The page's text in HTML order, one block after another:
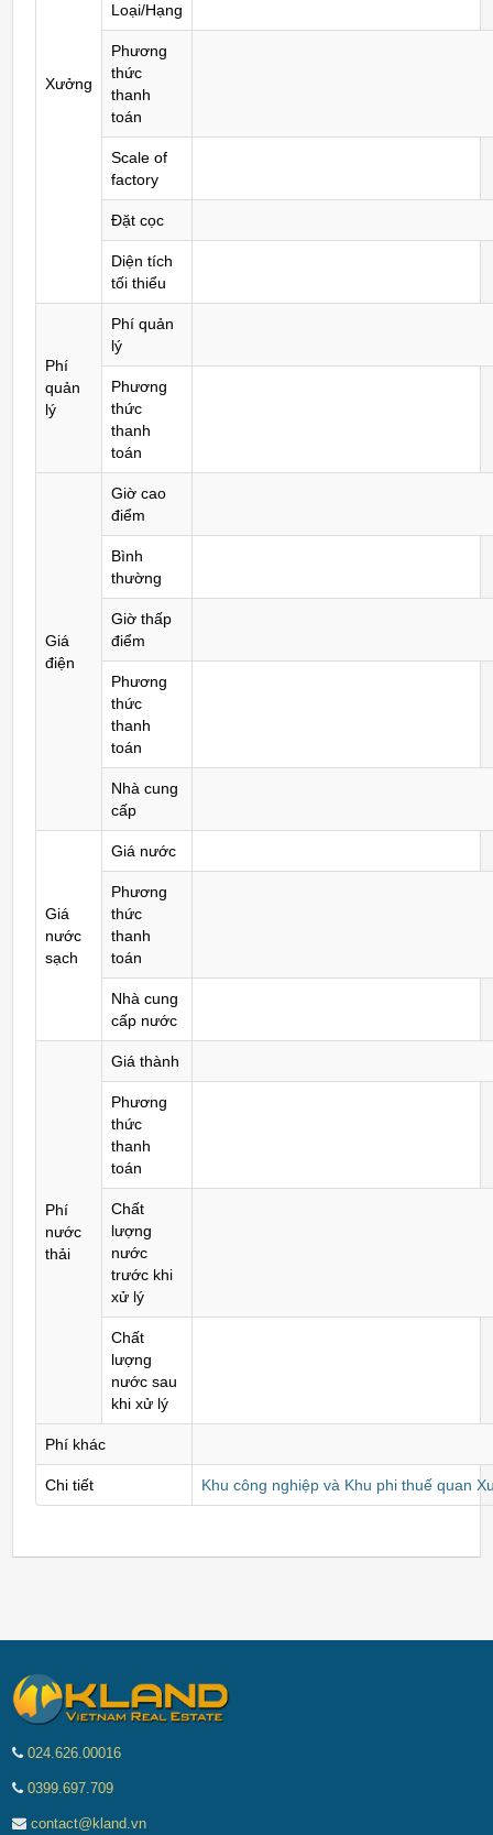
Xưởng
Loại/Hạng
Phương
thức
thanh
toán
Scale of
factory
Đặt cọc
Diện tích
tối thiểu
Phí
quản
lý
Phí quản
lý
Phương
thức
thanh
toán
Giá
điện
Giờ cao
điểm
Bình
thường
Giờ thấp
điểm
Phương
thức
thanh
toán
Nhà cung
cấp
Giá
nước
sạch
Giá nước
Phương
thức
thanh
toán
Nhà cung
cấp nước
Phí
nước
thải
Giá thành
Phương
thức
thanh
toán
Chất
lượng
nước
trước khi
xử lý
Chất
lượng
nước sau
khi xử lý
Phí khác
Chi tiết Khu công nghiệp và Khu phi thuế quan
024.626.00016
0399.697.709
contact@kland.vn